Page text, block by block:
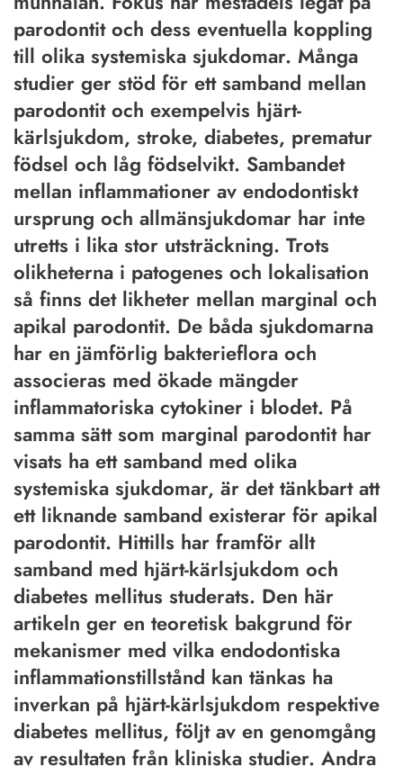
parodontit och dess eventuella koppling
till olika systemiska sjukdomar. Många
studier ger stöd för ett samband mellan
parodontit och exempelvis hjärt-
kärlsjukdom, stroke, diabetes, prematur
födsel och låg födselvikt. Sambandet
mellan inflammationer av endodontiskt
ursprung och allmänsjukdomar har inte
utretts i lika stor utsträckning. Trots
olikheterna i patogenes och lokalisation
så finns det likheter mellan marginal och
apikal parodontit. De båda sjukdomarna
har en jämförlig bakterieflora och
associeras med ökade mängder
inflammatoriska cytokiner i blodet. På
samma sätt som marginal parodontit har
visats ha ett samband med olika
systemiska sjukdomar, är det tänkbart att
ett liknande samband existerar för apikal
parodontit. Hittills har framför allt
samband med hjärt-kärlsjukdom och
diabetes mellitus studerats. Den här
artikeln ger en teoretisk bakgrund för
mekanismer med vilka endodontiska
inflammationstillstånd kan tänkas ha
inverkan på hjärt-kärlsjukdom respektive
diabetes mellitus, följt av en genomgång
av resultaten från kliniska studier. Andra